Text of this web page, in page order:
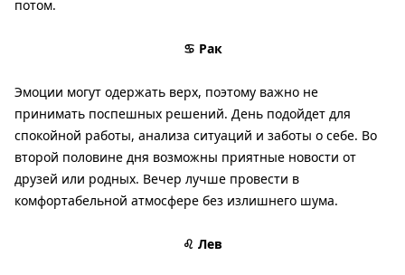
потом.
♋ Рак
Эмоции могут одержать верх, поэтому важно не
принимать поспешных решений. День подойдет для
спокойной работы, анализа ситуаций и заботы о себе. Во
второй половине дня возможны приятные новости от
друзей или родных. Вечер лучше провести в
комфортабельной атмосфере без излишнего шума.
♌ Лев